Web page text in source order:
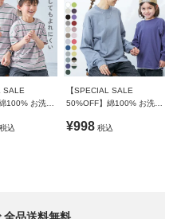
ざいません。
の環境により、実際の色とは
SALE
100% お洗濯
人 ボーダー
税込
【SPECIAL SALE
50%OFF】綿100% お洗濯
シルエット 袖リブ 大人 長
¥998 税込